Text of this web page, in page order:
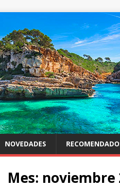
NOVEDADES
Mes: noviembre